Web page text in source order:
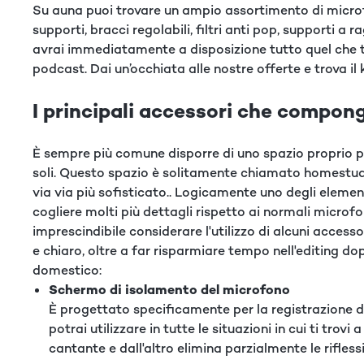
Su auna puoi trovare un ampio assortimento di
supporti, bracci regolabili, filtri anti pop, supporti a
avrai immediatamente a disposizione tutto quel che
podcast. Dai un’occhiata alle nostre offerte e trova
I principali accessori che
È sempre più comune disporre di uno spazio
soli. Questo spazio è solitamente chiamato
via via più sofisticato.. Logicamente uno degli
cogliere molti più dettagli rispetto ai normali
imprescindibile considerare l'utilizzo di alcuni
e chiaro, oltre a far risparmiare tempo nell'editing
domestico:
Schermo di isolamento del microfono
È progettato specificamente per la registrazione
potrai utilizzare in tutte le situazioni in cui ti trovi
cantante e dall'altro elimina parzialmente le